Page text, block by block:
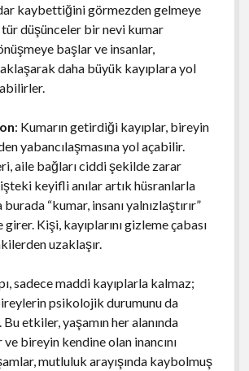
kaybettiğini görmezden gelmeye
tür düşünceler bir nevi kumar
başlar ve insanlar,
daha büyük kayıplara yol
: Kumarın getirdiği kayıplar, bireyin
yabancılaşmasına yol açabilir.
aile bağları ciddi şekilde zarar
keyifli anılar artık hüsranlarla
“kumar, insanı yalnızlaştırır”
Kişi, kayıplarını gizleme çabası
uzaklaşır.
sadece maddi kayıplarla kalmaz;
psikolojik durumunu da
etkiler, yaşamın her alanında
bireyin kendine olan inancını
mutluluk arayışında kaybolmuş